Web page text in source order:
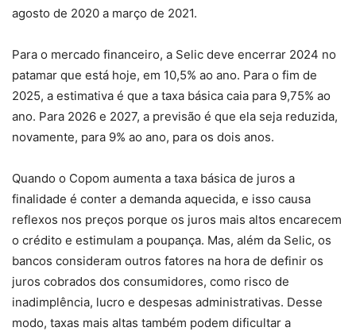
agosto de 2020 a março de 2021.
Para o mercado financeiro, a Selic deve encerrar 2024 no
patamar que está hoje, em 10,5% ao ano. Para o fim de
2025, a estimativa é que a taxa básica caia para 9,75% ao
ano. Para 2026 e 2027, a previsão é que ela seja reduzida,
novamente, para 9% ao ano, para os dois anos.
Quando o Copom aumenta a taxa básica de juros a
finalidade é conter a demanda aquecida, e isso causa
reflexos nos preços porque os juros mais altos encarecem
o crédito e estimulam a poupança. Mas, além da Selic, os
bancos consideram outros fatores na hora de definir os
juros cobrados dos consumidores, como risco de
inadimplência, lucro e despesas administrativas. Desse
modo, taxas mais altas também podem dificultar a